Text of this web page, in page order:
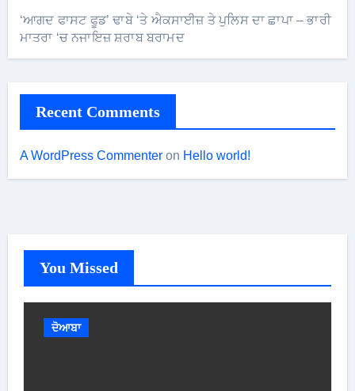
‘ਆਗਦ ਫਾਸਟ ਫੂਡ’ ਢਾਬੇ ‘ਤੇ ਐਕਸਾਈਜ਼ ਤੇ ਪੁਲਿਸ ਦਾ ਛਾਪਾ – ਭਾਰੀ
ਮਾਤਰਾ ‘ਚ ਨਜਾਇਜ਼ ਸ਼ਰਾਬ ਬਰਾਮਦ
Recent Comments
A WordPress Commenteron Hello world!
You Missed
ਦੋਆਬਾ